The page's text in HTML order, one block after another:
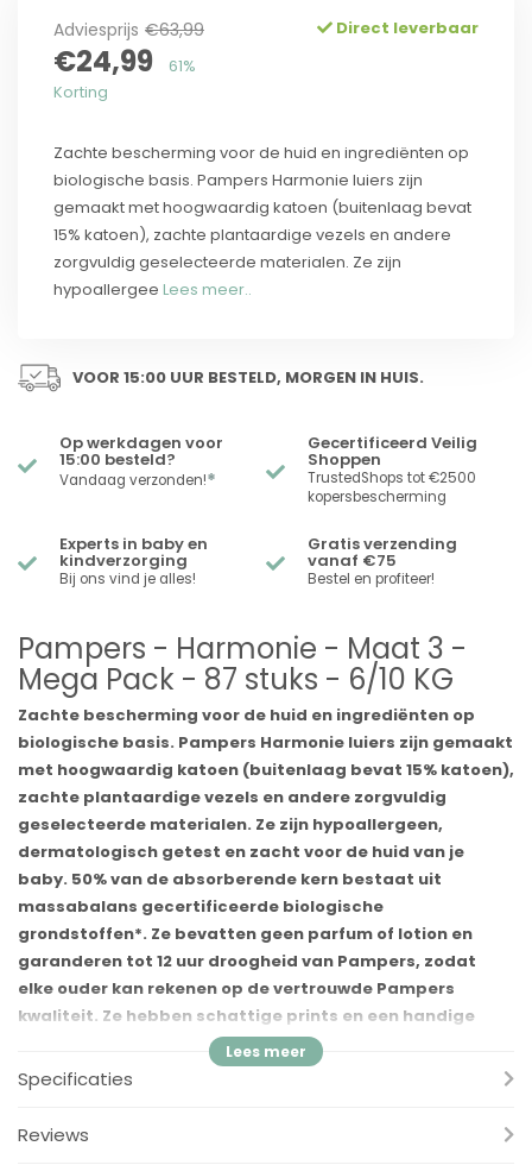
Adviesprijs €63,99
€24,99
61%
Korting
Direct leverbaar
Zachte bescherming voor de huid en ingrediënten op
biologische basis. Pampers Harmonie luiers zijn
gemaakt met hoogwaardig katoen (buitenlaag bevat
15% katoen), zachte plantaardige vezels en andere
zorgvuldig geselecteerde materialen. Ze zijn
hypoallergee Lees meer..
VOOR 15:00 UUR BESTELD, MORGEN IN HUIS.
Op werkdagen voor
15:00 besteld?
Vandaag verzonden!*
Gecertificeerd Veilig
Shoppen
TrustedShops tot €2500
kopersbescherming
Experts in baby en
kindverzorging
Bij ons vind je alles!
Gratis verzending
vanaf €75
Bestel en profiteer!
Pampers - Harmonie - Maat 3 -
Mega Pack - 87 stuks - 6/10 KG
Zachte bescherming voor de huid en ingrediënten op
biologische basis. Pampers Harmonie luiers zijn gemaakt
met hoogwaardig katoen (buitenlaag bevat 15% katoen),
zachte plantaardige vezels en andere zorgvuldig
geselecteerde materialen. Ze zijn hypoallergeen,
dermatologisch getest en zacht voor de huid van je
baby. 50% van de absorberende kern bestaat uit
massabalans gecertificeerde biologische
grondstoffen*. Ze bevatten geen parfum of lotion en
garanderen tot 12 uur droogheid van Pampers, zodat
elke ouder kan rekenen op de vertrouwde Pampers
kwaliteit. Ze hebben schattige prints en een handige
Pampers urine-indicator: jij en je baby zullen er dol op
zijn. Pampers Harmonie luiers worden gemaakt met
verantwoord geproduceerde cellulose en zijn
gecertificeerd door het onafhankelijk label Standard 100
Specificaties
Reviews